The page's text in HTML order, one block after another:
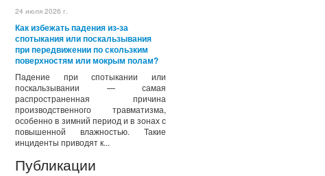
24 июля 2026 г.
Как избежать падения из-за
спотыкания или поскальзывания
при передвижении по скользким
поверхностям или мокрым полам?
Падение при спотыкании или
поскальзывании — самая
распространенная причина
производственного травматизма,
особенно в зимний период и в зонах с
повышенной влажностью. Такие
инциденты приводят к...
Публикации